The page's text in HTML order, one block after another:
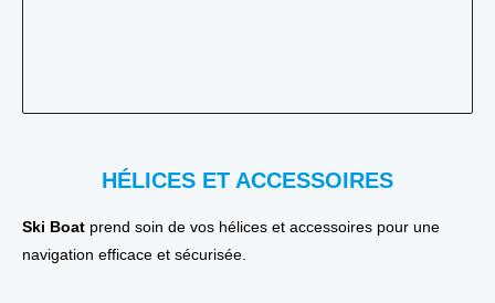
HÉLICES ET ACCESSOIRES
Ski Boat prend soin de vos hélices et accessoires pour une
navigation efficace et sécurisée.